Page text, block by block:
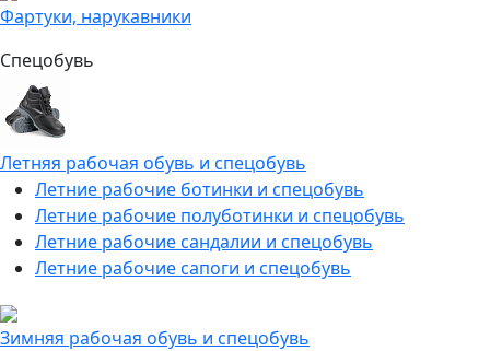
Фартуки, нарукавники
Спецобувь
Летняя рабочая обувь и спецобувь
Летние рабочие ботинки и спецобувь
Летние рабочие полуботинки и спецобувь
Летние рабочие сандалии и спецобувь
Летние рабочие сапоги и спецобувь
Зимняя рабочая обувь и спецобувь